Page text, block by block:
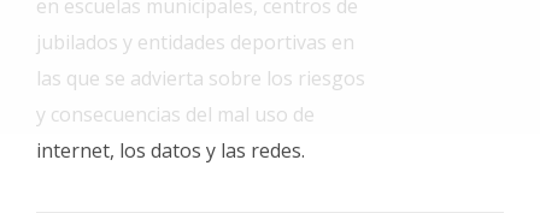
Familia
Fúnebres
en escuelas municipales, centros de
jubilados y entidades deportivas en
las que se advierta sobre los riesgos
y consecuencias del mal uso de
internet, los datos y las redes.